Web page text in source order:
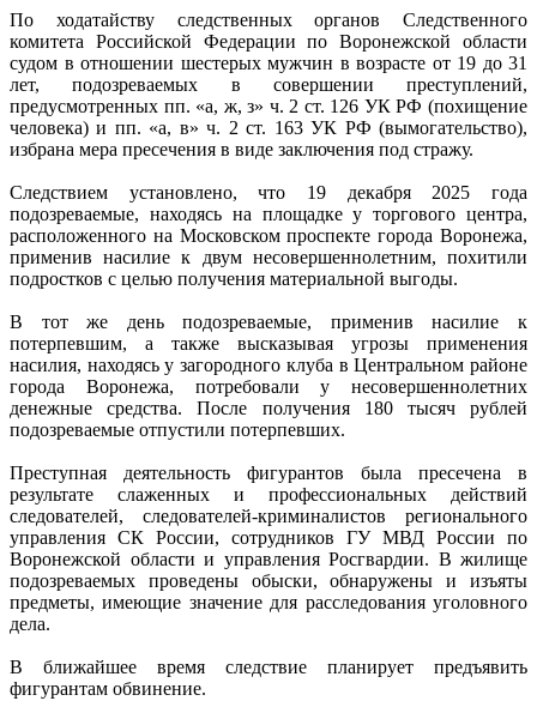
По ходатайству следственных органов Следственного
комитета Российской Федерации по Воронежской области
судом в отношении шестерых мужчин в возрасте от 19 до 31
лет, подозреваемых в совершении преступлений,
предусмотренных пп. «а, ж, з» ч. 2 ст. 126 УК РФ (похищение
человека) и пп. «а, в» ч. 2 ст. 163 УК РФ (вымогательство),
избрана мера пресечения в виде заключения под стражу.
Следствием установлено, что 19 декабря 2025 года
подозреваемые, находясь на площадке у торгового центра,
расположенного на Московском проспекте города Воронежа,
применив насилие к двум несовершеннолетним, похитили
подростков с целью получения материальной выгоды.
В тот же день подозреваемые, применив насилие к
потерпевшим, а также высказывая угрозы применения
насилия, находясь у загородного клуба в Центральном районе
города Воронежа, потребовали у несовершеннолетних
денежные средства. После получения 180 тысяч рублей
подозреваемые отпустили потерпевших.
Преступная деятельность фигурантов была пресечена в
результате слаженных и профессиональных действий
следователей, следователей-криминалистов регионального
управления СК России, сотрудников ГУ МВД России по
Воронежской области и управления Росгвардии. В жилище
подозреваемых проведены обыски, обнаружены и изъяты
предметы, имеющие значение для расследования уголовного
дела.
В ближайшее время следствие планирует предъявить
фигурантам обвинение.